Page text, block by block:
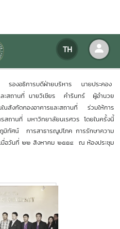
TH
งาน
ะเอียดข่าวสาร
รองอธิการบดีฝ่ายบริหาร นายประคอง
ละสถานที่ นายวิเชียร คำรินทร์ ผู้อำนวย
สังกัดกองอาคารและสถานที่ ร่วมให้การ
สถานที่ มหาวิทยาลัยนเรศวร โดยในครั้งนี้
มิทัศน์ การสาธารณูปโภค การรักษาความ
มื่อวันที่ ๒๒สิงหาคม ๒๕๕๔ ณ ห้องประชุม